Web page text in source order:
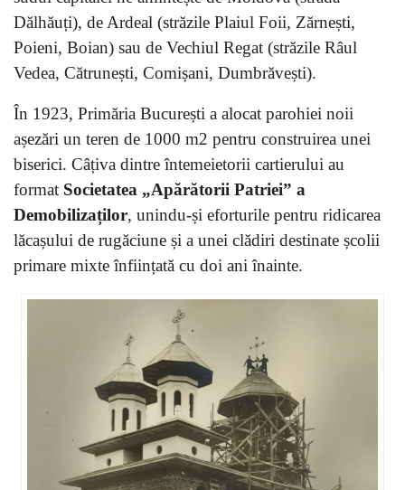
Dălhăuți), de Ardeal (străzile Plaiul Foii, Zărnești,
Poieni, Boian) sau de Vechiul Regat (străzile Râul
Vedea, Cătrunești, Comișani, Dumbrăvești).
În 1923, Primăria București a alocat parohiei noii
așezări un teren de 1000 m2 pentru construirea unei
biserici. Câțiva dintre întemeietorii cartierului au
format Societatea „Apărătorii Patriei” a
Demobilizaților, unindu-și eforturile pentru ridicarea
lăcașului de rugăciune și a unei clădiri destinate școlii
primare mixte înființată cu doi ani înainte.